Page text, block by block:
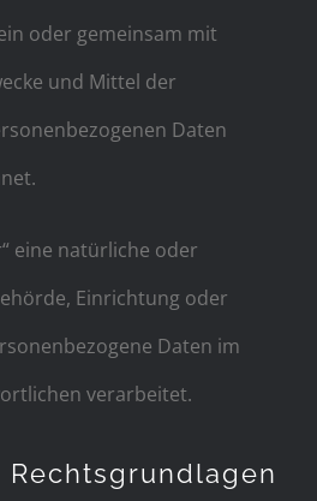
oder gemeinsam mit
und Mittel der
Daten
eine natürliche oder
Einrichtung oder
Daten im
verarbeitet.
Rechtsgrundlagen